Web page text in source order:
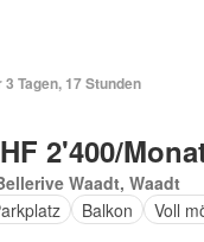
3 Tagen, 17 Stunden
2'400/
Waadt, Waadt
Balkon Voll